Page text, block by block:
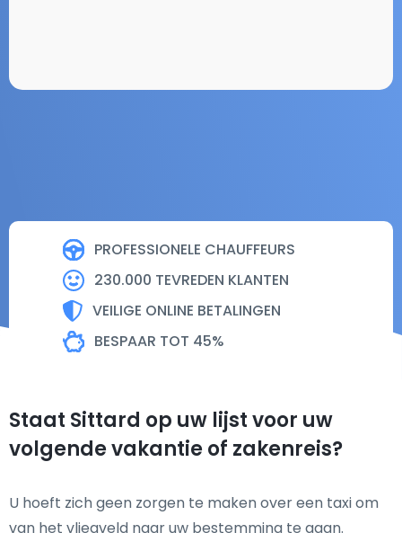
PROFESSIONELE CHAUFFEURS
230.000 TEVREDEN KLANTEN
VEILIGE ONLINE BETALINGEN
BESPAAR TOT 45%
Staat Sittard op uw lijst voor uw
volgende vakantie of zakenreis?
U hoeft zich geen zorgen te maken over een taxi om
van het vliegveld naar uw bestemming te gaan.